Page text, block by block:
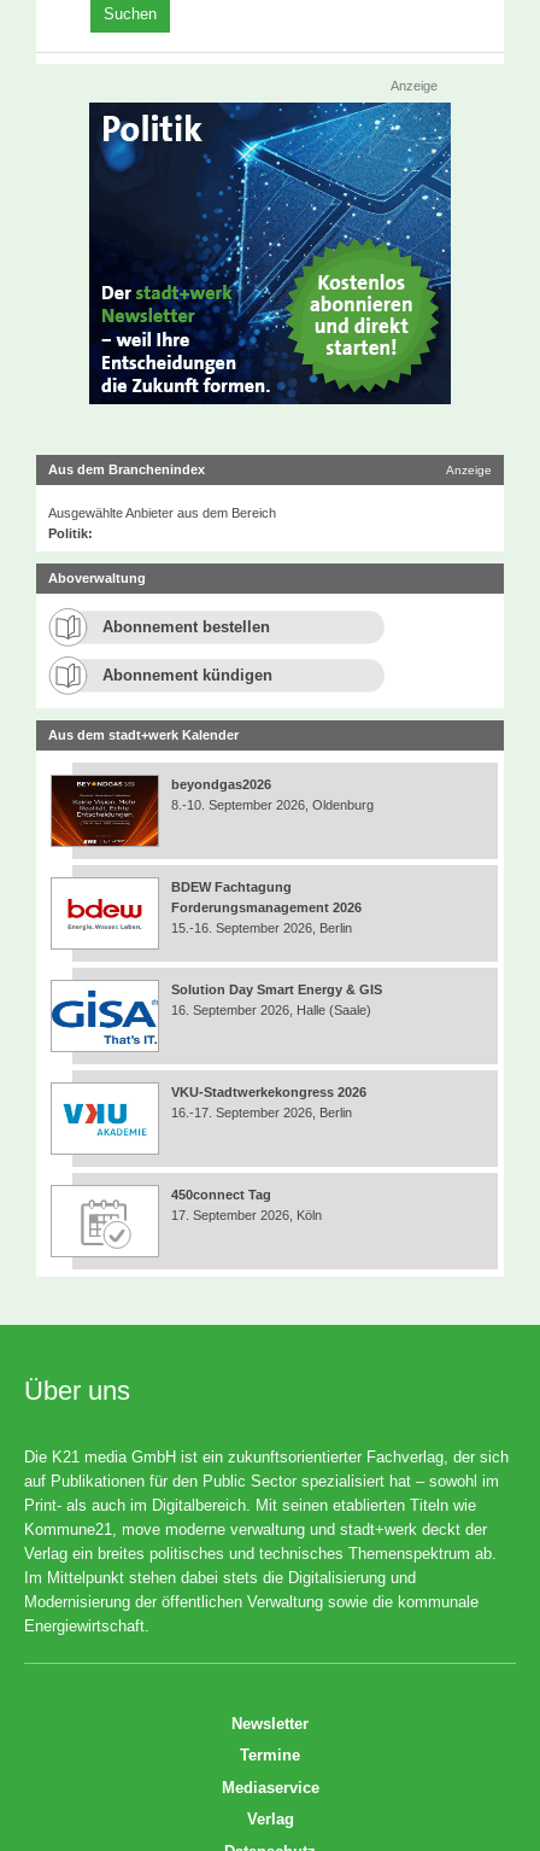
Anzeige
Aus dem Branchenindex Anzeige
Ausgewählte Anbieter aus dem Bereich
Politik:
Aboverwaltung
Abonnement bestellen
Abonnement kündigen
Aus dem stadt+werk Kalender
beyondgas2026
8.-10. September 2026, Oldenburg
BDEW Fachtagung
Forderungsmanagement 2026
15.-16. September 2026, Berlin
Solution Day Smart Energy & GIS
16. September 2026, Halle (Saale)
VKU-Stadtwerkekongress 2026
16.-17. September 2026, Berlin
450connect Tag
17. September 2026, Köln
Über uns
Die K21 media GmbH ist ein zukunftsorientierter Fachverlag, der sich
auf Publikationen für den Public Sector spezialisiert hat – sowohl im
Print- als auch im Digitalbereich. Mit seinen etablierten Titeln wie
Kommune21, move moderne verwaltung und stadt+werk deckt der
Verlag ein breites politisches und technisches Themenspektrum ab.
Im Mittelpunkt stehen dabei stets die Digitalisierung und
Modernisierung der öffentlichen Verwaltung sowie die kommunale
Energiewirtschaft.
Newsletter
Termine
Mediaservice
Verlag